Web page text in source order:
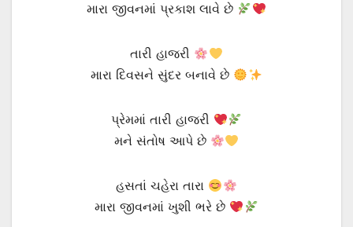
મારા જીવનમાં પ્રકાશ લાવે છે
તારી હાજરી
મારા દિવસને સુંદર બનાવે છે
પ્રેમમાં તારી હાજરી
મને સંતોષ આપે છે
હસતાં ચહેરા તારા
મારા જીવનમાં ખુશી ભરે છે